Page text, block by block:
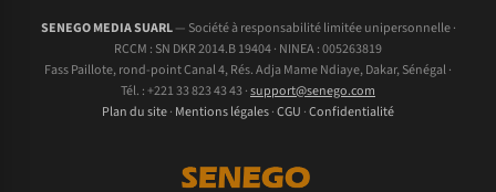
SENEGO MEDIA SUARL— Société à responsabilité limitée unipersonnelle ·
RCCM : SN DKR 2014.B 19404 · NINEA : 005263819
Fass Paillote, rond-point Canal 4, Rés. Adja Mame Ndiaye, Dakar, Sénégal ·
Tél. : +221 33 823 43 43 ·support@senego.com
Plan du site· Mentions légales·CGU ·Confidentialité